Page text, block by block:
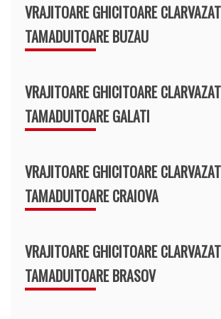
VRAJITOARE GHICITOARE
TAMADUITOARE BUZAU
VRAJITOARE GHICITOARE
TAMADUITOARE GALATI
VRAJITOARE GHICITOARE
TAMADUITOARE CRAIOVA
VRAJITOARE GHICITOARE
TAMADUITOARE BRASOV